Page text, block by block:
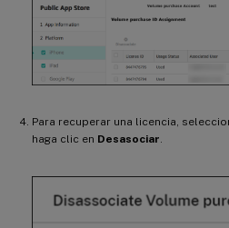
Para recuperar una licencia,
haga clic en Desasociar